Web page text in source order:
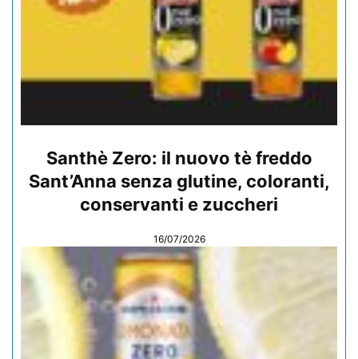
Santhè Zero: il nuovo tè freddo
Sant’Anna senza glutine, coloranti,
conservanti e zuccheri
16/07/2026